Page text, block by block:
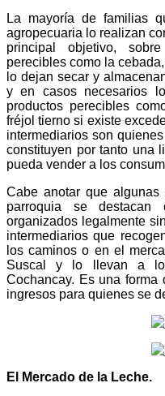
La mayoría de familias
agropecuaria lo realizan
principal objetivo,
perecibles como la
lo dejan secar y
y en casos necesarios
productos perecibles
fréjol tierno si existe
intermediarios son
constituyen por tanto una
pueda vender a los
Cabe anotar que
parroquia se destacan
organizados legalmente
intermediarios que
los caminos o en el
Suscal y lo llevan a
Cochancay. Es una forma
ingresos para quienes se
El Mercado de la Leche.